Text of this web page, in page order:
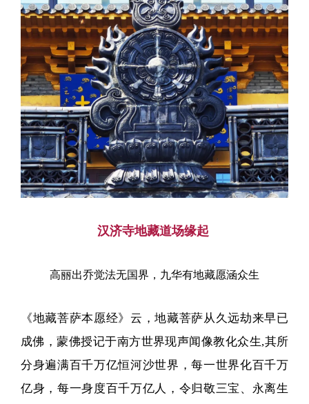
汉济寺地藏道场缘起
高丽出乔觉法无国界， 九华有地藏愿涵众生
《地藏菩萨本愿经》云，地藏菩萨从久远劫来早已
成佛，蒙佛授记于南方世界现声闻像教化众生,其所
分身遍满百千万亿恒河沙世界，每一世界化百千万
亿身，每一身度百千万亿人，令归敬三宝、永离生